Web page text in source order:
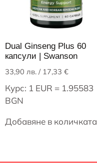
Dual Ginseng Plus 60
капсули | Swanson
33,90 лв. / 17,33 €
Курс: 1 EUR = 1.95583
BGN
Добавяне в количката